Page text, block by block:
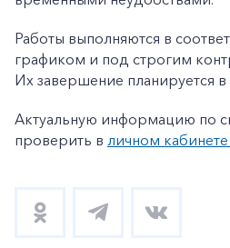
Работы выполняются в
графиком и под строгим
Их завершение планируется
Актуальную информацию по
проверить в личном кабинете